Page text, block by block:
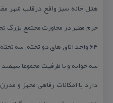
حرم مطهر در مجاورت مجتمع بزرگ
۶۴ واحد اتاق های دو تخته، سه
سه خوابه و با ظرفیت مجموعا
دارد با امكانات رفاهی مجهز و